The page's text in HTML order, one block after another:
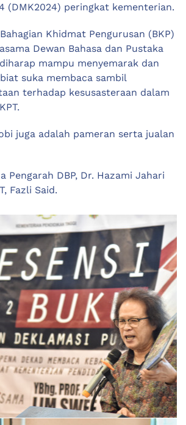
(DMK2024) peringkat kementerian.
Khidmat Pengurusan (BKP)
Dewan Bahasa dan Pustaka
mampu menyemarak dan
suka membaca sambil
terhadap kesusasteraan dalam
juga adalah pameran serta jualan
Pengarah DBP, Dr. Hazami Jahari
Fazli Said.